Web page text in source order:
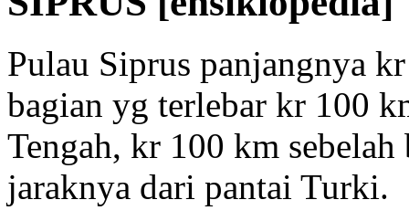
Pulau Siprus panjangnya
bagian yg terlebar kr 100
Tengah, kr 100 km
jaraknya dari pantai Turki.